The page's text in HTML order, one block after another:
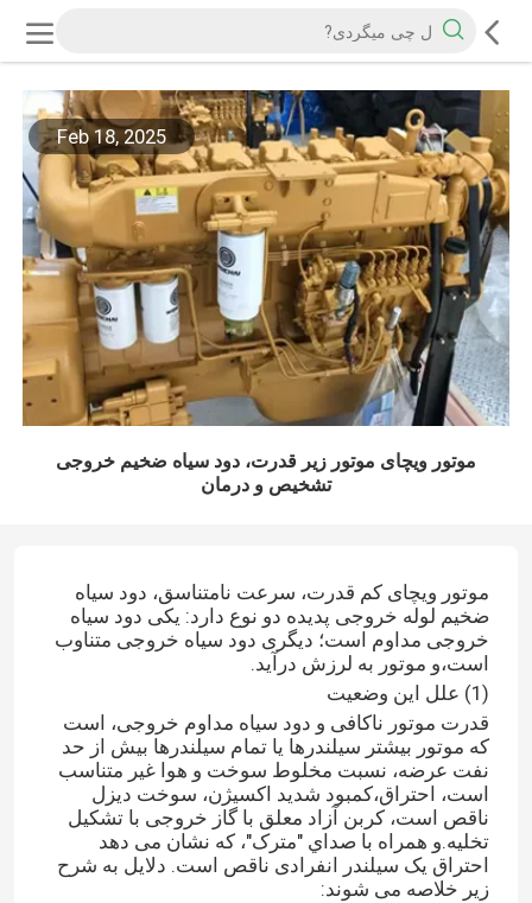
Feb 18, 2025
موتور ویچای موتور زیر قدرت، دود سیاه ضخیم خروجی
تشخیص و درمان
موتور ویچای کم قدرت، سرعت نامتناسق، دود سیاه
ضخیم لوله خروجی پدیده دو نوع دارد: یکی دود سیاه
خروجی مداوم است؛ دیگری دود سیاه خروجی متناوب
است،و موتور به لرزش درآید.
(1) علل این وضعیت
قدرت موتور ناکافی و دود سیاه مداوم خروجی، است
که موتور بیشتر سیلندرها یا تمام سیلندرها بیش از حد
نفت عرضه، نسبت مخلوط سوخت و هوا غیر متناسب
است، احتراق،کمبود شدید اکسیژن، سوخت دیزل
ناقص است، کربن آزاد معلق با گاز خروجی با تشکیل
تخلیه.و همراه با صداي "مترک"، که نشان می دهد
احتراق یک سیلندر انفرادی ناقص است. دلایل به شرح
زیر خلاصه می شوند: